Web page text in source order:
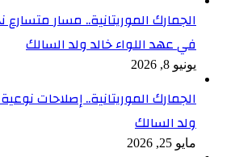
الجمارك الموريتانية.. مسار متسارع
في عهد اللواء خالد ولد السالك
يونيو 8, 2026
الجمارك الموريتانية.. إصلاحات
ولد السالك
مايو 25, 2026